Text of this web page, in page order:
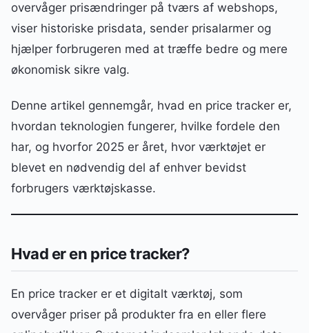
overvåger prisændringer på tværs af webshops,
viser historiske prisdata, sender prisalarmer og
hjælper forbrugeren med at træffe bedre og mere
økonomisk sikre valg.
Denne artikel gennemgår, hvad en price tracker er,
hvordan teknologien fungerer, hvilke fordele den
har, og hvorfor 2025 er året, hvor værktøjet er
blevet en nødvendig del af enhver bevidst
forbrugers værktøjskasse.
Hvad er en price tracker?
En price tracker er et digitalt værktøj, som
overvåger priser på produkter fra en eller flere